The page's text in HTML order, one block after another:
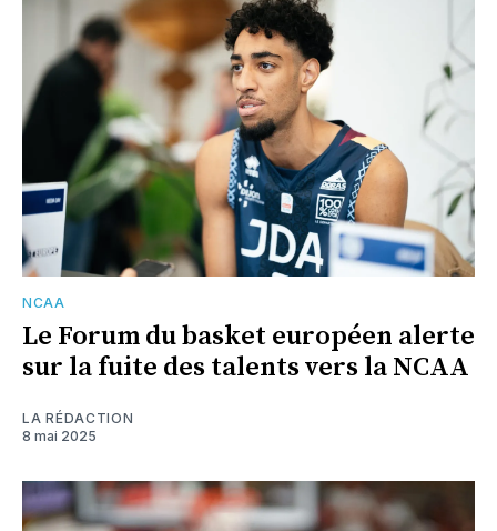
NCAA
Le Forum du basket européen alerte
sur la fuite des talents vers la NCAA
LA RÉDACTION
8 mai 2025